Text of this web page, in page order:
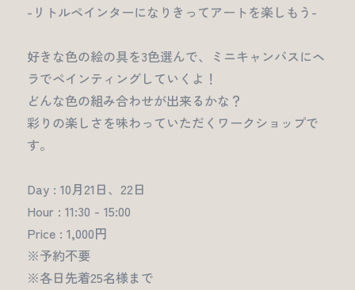
-リトルペインターになりきってアートを楽しもう-
好きな色の絵の具を3色選んで、ミニキャンバスにヘ
ラでペインティングしていくよ！
どんな色の組み合わせが出来るかな？
彩りの楽しさを味わっていただくワークショップで
す。
Day : 10月21日、22日
Hour : 11:30 - 15:00
Price : 1,000円
※予約不要
※各日先着25名様まで